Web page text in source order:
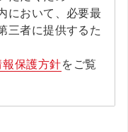
において、必要最
三者に提供するた
保護方針をご覧